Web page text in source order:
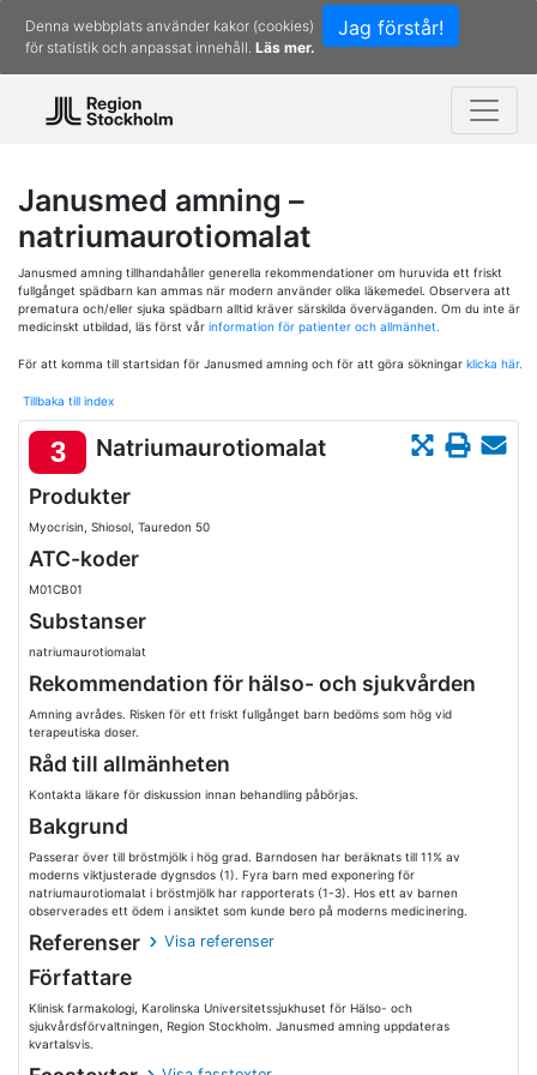
Jag förstår!
Denna webbplats använder kakor (cookies)
för statistik och anpassat innehåll. Läs mer.
Janusmed amning –
natriumaurotiomalat
Janusmed amning tillhandahåller generella rekommendationer om huruvida ett friskt
fullgånget spädbarn kan ammas när modern använder olika läkemedel. Observera att
prematura och/eller sjuka spädbarn alltid kräver särskilda överväganden. Om du inte är
medicinskt utbildad, läs först vår information för patienter och allmänhet.
För att komma till startsidan för Janusmed amning och för att göra sökningar klicka här.
Tillbaka till index
3 Natriumaurotiomalat
Produkter
Myocrisin, Shiosol, Tauredon 50
ATC-koder
M01CB01
Substanser
natriumaurotiomalat
Rekommendation för hälso- och sjukvården
Amning avrådes. Risken för ett friskt fullgånget barn bedöms som hög vid
terapeutiska doser.
Råd till allmänheten
Kontakta läkare för diskussion innan behandling påbörjas.
Bakgrund
Passerar över till bröstmjölk i hög grad. Barndosen har beräknats till 11% av
moderns viktjusterade dygnsdos (1). Fyra barn med exponering för
natriumaurotiomalat i bröstmjölk har rapporterats (1-3). Hos ett av barnen
observerades ett ödem i ansiktet som kunde bero på moderns medicinering.
Referenser Visa referenser
Författare
Klinisk farmakologi, Karolinska Universitetssjukhuset för Hälso- och
sjukvårdsförvaltningen, Region Stockholm. Janusmed amning uppdateras
kvartalsvis.